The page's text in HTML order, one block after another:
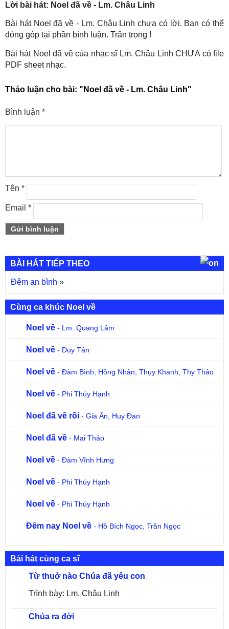
Lời bài hát: Noel đã về - Lm. Châu Linh
Bài hát Noel đã về - Lm. Châu Linh chưa có lời. Bạn có thể
đóng góp tại phần bình luận. Trân trọng !
Bài hát Noel đã về của nhạc sĩ Lm. Châu Linh CHƯA có file
PDF sheet nhạc.
Thảo luận cho bài: "Noel đã về - Lm. Châu Linh"
Bình luận *
Tên *
Email *
BÀI HÁT TIẾP THEO
Đêm an bình »
Cùng ca khúc Noel về
Noel về - Lm. Quang Lâm
Noel về - Duy Tân
Noel về - Đàm Bình, Hồng Nhân, Thụy Khanh, Thy Thảo
Noel về - Phi Thúy Hạnh
Noel đã về rồi - Gia Ân, Huy Đan
Noel đã về - Mai Thảo
Noel về - Đàm Vĩnh Hưng
Noel về - Phi Thúy Hạnh
Noel về - Phi Thúy Hạnh
Đêm nay Noel về - Hồ Bích Ngọc, Trần Ngọc
Bài hát cùng ca sĩ
Từ thuở nào Chúa đã yêu con
Trình bày: Lm. Châu Linh
Chúa ra đời